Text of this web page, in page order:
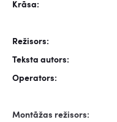
Krāsa:
Režisors:
Teksta autors:
Operators:
Montāžas režisors: